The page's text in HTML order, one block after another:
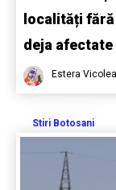
localități
deja afectate
Estera
Stiri Botosani